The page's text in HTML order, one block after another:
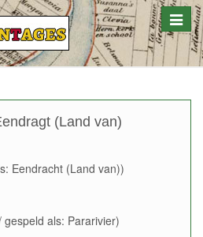
Toggle
(Land van)
Eendracht (Land van))
gespeld als: Pararivier)